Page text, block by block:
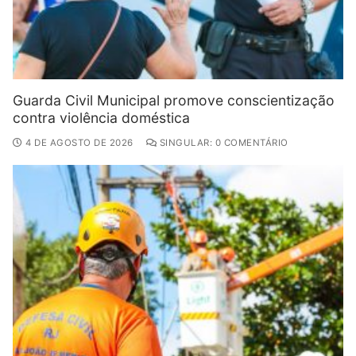
Guarda Civil Municipal promove conscientização
contra violência doméstica
4 DE AGOSTO DE 2026 SINGULAR: 0 COMENTÁRIO